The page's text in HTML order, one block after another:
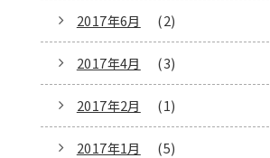
2017年6月 (2)
2017年4月 (3)
2017年2月 (1)
2017年1月 (5)